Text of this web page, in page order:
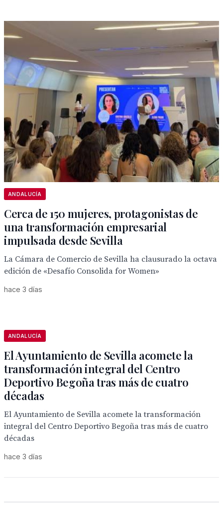
ANDALUCÍA
Cerca de 150 mujeres, protagonistas de
una transformación empresarial
impulsada desde Sevilla
La Cámara de Comercio de Sevilla ha clausurado la octava
edición de «Desafío Consolida for Women»
hace 3 días
ANDALUCÍA
El Ayuntamiento de Sevilla acomete la
transformación integral del Centro
Deportivo Begoña tras más de cuatro
décadas
El Ayuntamiento de Sevilla acomete la transformación
integral del Centro Deportivo Begoña tras más de cuatro
décadas
hace 3 días